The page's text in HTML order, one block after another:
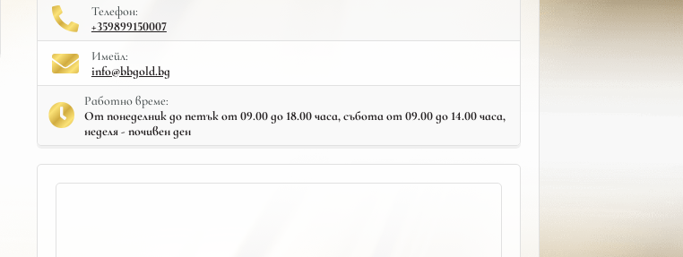
Телефон:
+359899150007
Имейл:
info@bbgold.bg
Работно време:
От понеделник до петък от 09.00 до 18.00 часа, събота от 09.00 до 14.00 часа,
неделя - почивен ден